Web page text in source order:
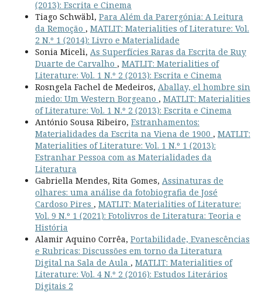
(2013): Escrita e Cinema
Tiago Schwäbl, Para Além da Parergónia: A Leitura
da Remoção , MATLIT: Materialities of Literature: Vol.
2 N.º 1 (2014): Livro e Materialidade
Sonia Miceli, As Superfícies Raras da Escrita de Ruy
Duarte de Carvalho , MATLIT: Materialities of
Literature: Vol. 1 N.º 2 (2013): Escrita e Cinema
Rosngela Fachel de Medeiros, Aballay, el hombre sin
miedo: Um Western Borgeano , MATLIT: Materialities
of Literature: Vol. 1 N.º 2 (2013): Escrita e Cinema
António Sousa Ribeiro, Estranhamentos:
Materialidades da Escrita na Viena de 1900 , MATLIT:
Materialities of Literature: Vol. 1 N.º 1 (2013):
Estranhar Pessoa com as Materialidades da
Literatura
Gabriella Mendes, Rita Gomes, Assinaturas de
olhares: uma análise da fotobiografia de José
Cardoso Pires , MATLIT: Materialities of Literature:
Vol. 9 N.º 1 (2021): Fotolivros de Literatura: Teoria e
História
Alamir Aquino Corrêa, Portabilidade, Evanescências
e Rubricas: Discussões em torno da Literatura
Digital na Sala de Aula , MATLIT: Materialities of
Literature: Vol. 4 N.º 2 (2016): Estudos Literários
Digitais 2